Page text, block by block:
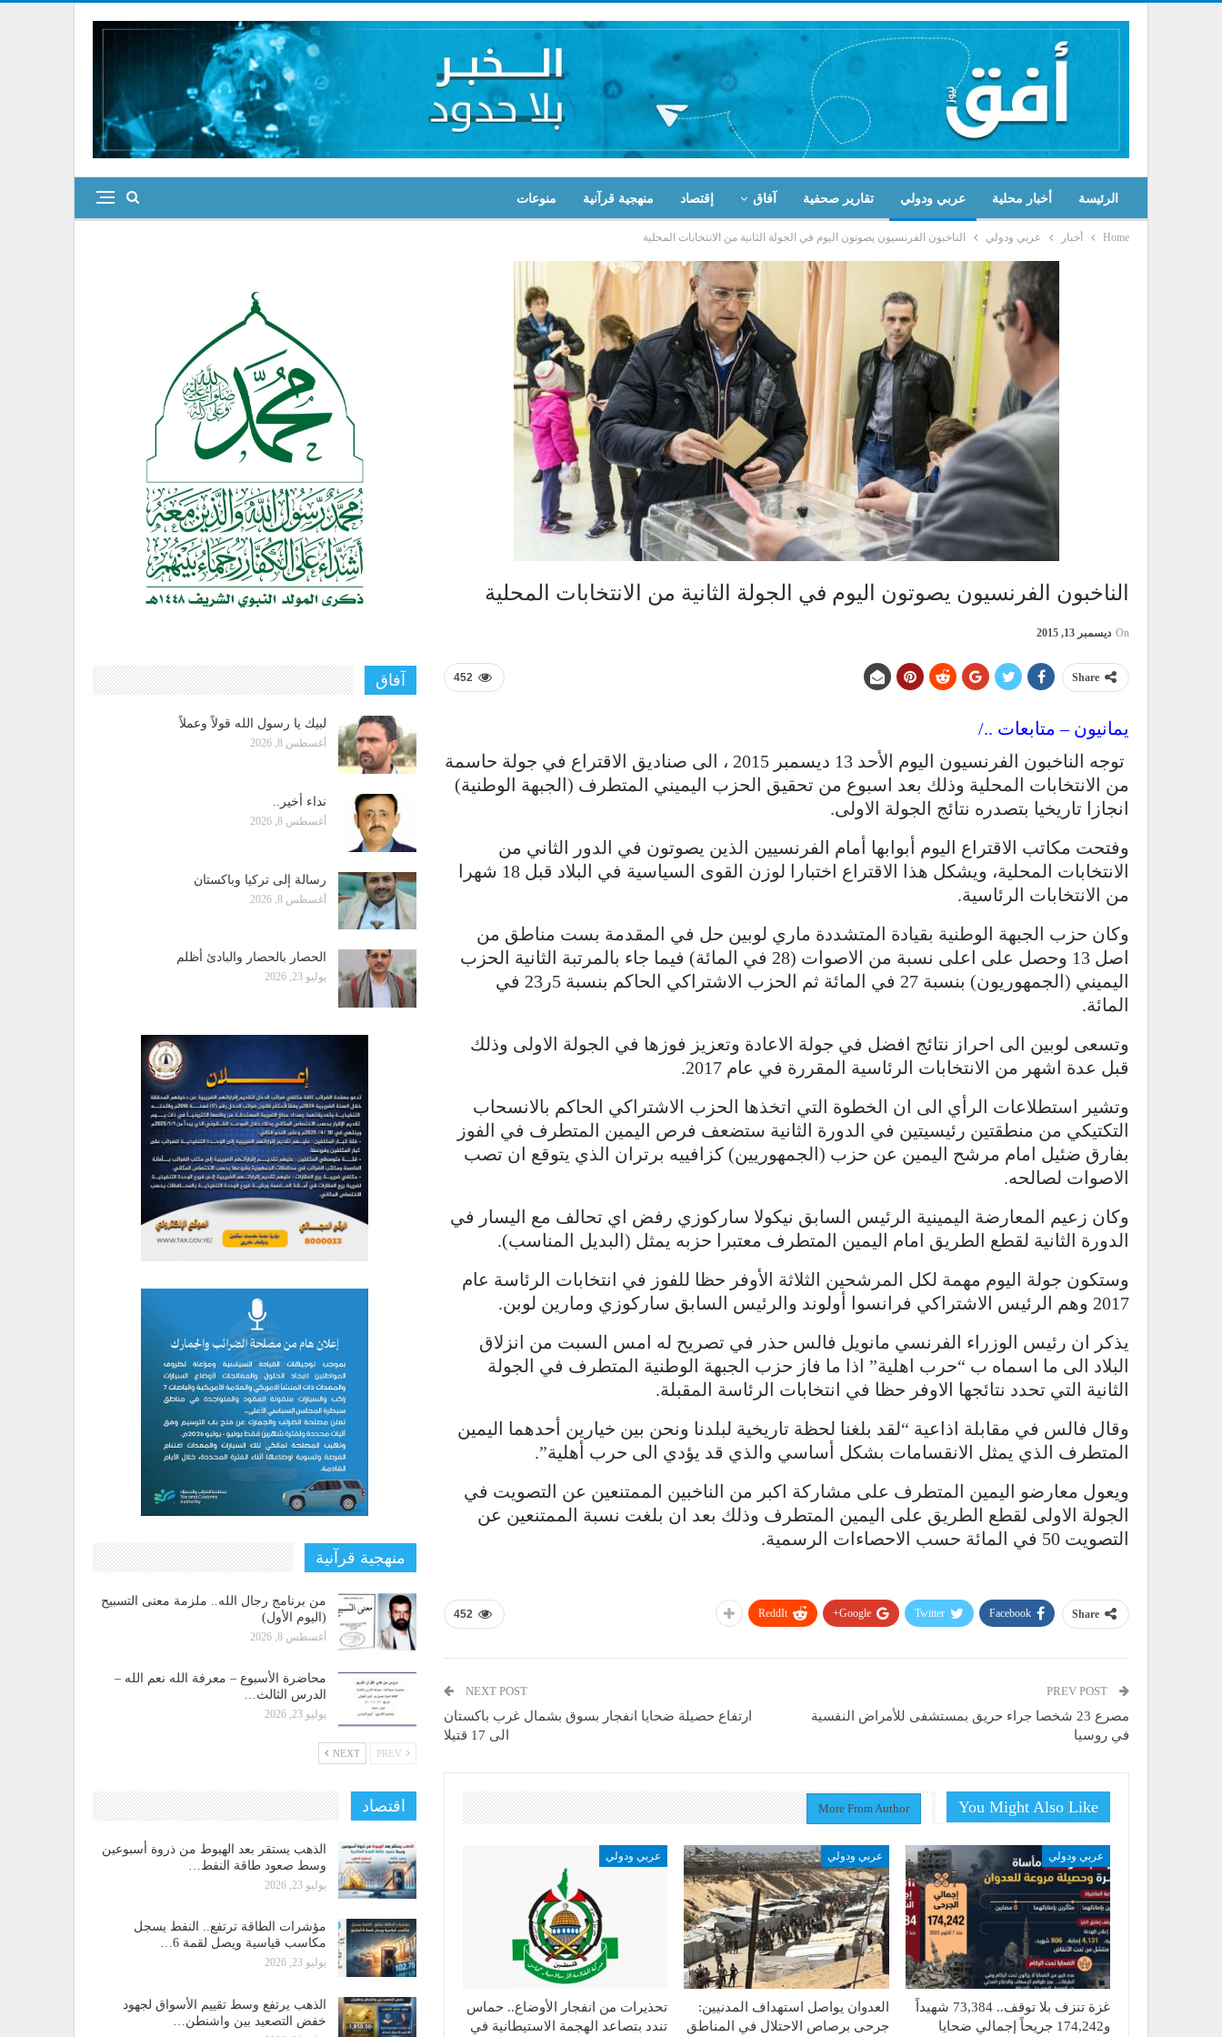
الرئيسة أخبار محلية عربي ودولي تقارير صحفية آفاق إقتصاد منهجية قرآنية منوعات
Home أخبار عربي ودولي الناخبون الفرنسيون يصوتون اليوم في الجولة الثانية من الانتخابات المحلية
الناخبون الفرنسيون يصوتون اليوم في الجولة الثانية من الانتخابات المحلية
On ديسمبر 13, 2015
452 Share
يمانيون – متابعات ../
توجه الناخبون الفرنسيون اليوم الأحد 13 ديسمبر 2015 ، الى صناديق الاقتراع في جولة حاسمة
من الانتخابات المحلية وذلك بعد اسبوع من تحقيق الحزب اليميني المتطرف (الجبهة الوطنية)
انجازا تاريخيا بتصدره نتائج الجولة الاولى.
وفتحت مكاتب الاقتراع اليوم أبوابها أمام الفرنسيين الذين يصوتون في الدور الثاني من
الانتخابات المحلية، ويشكل هذا الاقتراع اختبارا لوزن القوى السياسية في البلاد قبل 18 شهرا
من الانتخابات الرئاسية.
وكان حزب الجبهة الوطنية بقيادة المتشددة ماري لوبين حل في المقدمة بست مناطق من
اصل 13 وحصل على اعلى نسبة من الاصوات (28 في المائة) فيما جاء بالمرتبة الثانية الحزب
اليميني (الجمهوريون) بنسبة 27 في المائة ثم الحزب الاشتراكي الحاكم بنسبة 5ر23 في
المائة.
وتسعى لوبين الى احراز نتائج افضل في جولة الاعادة وتعزيز فوزها في الجولة الاولى وذلك
قبل عدة اشهر من الانتخابات الرئاسية المقررة في عام 2017.
وتشير استطلاعات الرأي الى ان الخطوة التي اتخذها الحزب الاشتراكي الحاكم بالانسحاب
التكتيكي من منطقتين رئيسيتين في الدورة الثانية ستضعف فرص اليمين المتطرف في الفوز
بفارق ضئيل امام مرشح اليمين عن حزب (الجمهوريين) كزافييه برتران الذي يتوقع ان تصب
الاصوات لصالحه.
وكان زعيم المعارضة اليمينية الرئيس السابق نيكولا ساركوزي رفض اي تحالف مع اليسار في
الدورة الثانية لقطع الطريق امام اليمين المتطرف معتبرا حزبه يمثل (البديل المناسب).
وستكون جولة اليوم مهمة لكل المرشحين الثلاثة الأوفر حظا للفوز في انتخابات الرئاسة عام
2017 وهم الرئيس الاشتراكي فرانسوا أولوند والرئيس السابق ساركوزي ومارين لوبن.
يذكر ان رئيس الوزراء الفرنسي مانويل فالس حذر في تصريح له امس السبت من انزلاق
البلاد الى ما اسماه ب “حرب اهلية” اذا ما فاز حزب الجبهة الوطنية المتطرف في الجولة
الثانية التي تحدد نتائجها الاوفر حظا في انتخابات الرئاسة المقبلة.
وقال فالس في مقابلة اذاعية “لقد بلغنا لحظة تاريخية لبلدنا ونحن بين خيارين أحدهما اليمين
المتطرف الذي يمثل الانقسامات بشكل أساسي والذي قد يؤدي الى حرب أهلية”.
ويعول معارضو اليمين المتطرف على مشاركة اكبر من الناخبين الممتنعين عن التصويت في
الجولة الاولى لقطع الطريق على اليمين المتطرف وذلك بعد ان بلغت نسبة الممتنعين عن
التصويت 50 في المائة حسب الاحصاءات الرسمية.
452 Share
Facebook
Twitter
Google+
ReddIt
مصرع 23 شخصا جراء حريق بمستشفى للأمراض النفسية
في روسيا
NEXT POST
ارتفاع حصيلة ضحايا انفجار بسوق بشمال غرب باكستان
الى 17 قتيلا
You Might Also Like
More From Author
عربي ودولي
غزة تنزف بلا توقف.. 73,384 شهيداً
و174,242 جريحاً إجمالي ضحايا
عربي ودولي
العدوان يواصل استهداف المدنيين:
جرحى برصاص الاحتلال في المناطق
عربي ودولي
تحذيرات من انفجار الأوضاع.. حماس
تندد بتصاعد الهجمة الاستيطانية في
آفاق
لبيك يا رسول الله قولاً وعملاً
أغسطس 8, 2026
نداء أخير..
أغسطس 8, 2026
رسالة إلى تركيا وباكستان
أغسطس 8, 2026
الحصار بالحصار والبادئ أظلم
يوليو 23, 2026
منهجية قرآنية
من برنامج رجال الله.. ملزمة معنى التسبيح
(اليوم الأول)
أغسطس 8, 2026
محاضرة الأسبوع – معرفة الله نعم الله –
الدرس الثالث…
يوليو 23, 2026
NEXT
اقتصاد
الذهب يستقر بعد الهبوط من ذروة أسبوعين
وسط صعود طاقة النفط…
يوليو 23, 2026
مؤشرات الطاقة ترتفع.. النفط يسجل
مكاسب قياسية ويصل لقمة 6…
يوليو 23, 2026
الذهب يرتفع وسط تقييم الأسواق لجهود
خفض التصعيد بين واشنطن…